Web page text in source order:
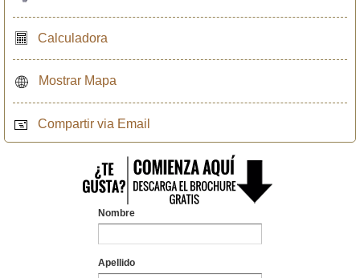
Calculadora
Mostrar Mapa
Compartir via Email
Nombre
Apellido